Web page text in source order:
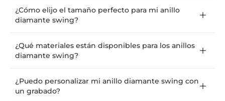
¿Cómo elijo el tamaño perfecto para mi anillo
diamante swing?
¿Qué materiales están disponibles para los anillos
diamante swing?
¿Puedo personalizar mi anillo diamante swing con
un grabado?